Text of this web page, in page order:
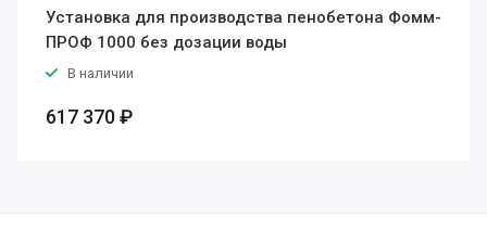
Установка для производства пенобетона Фомм-
ПРОФ 1000 без дозации воды
В наличии
617 370 ₽